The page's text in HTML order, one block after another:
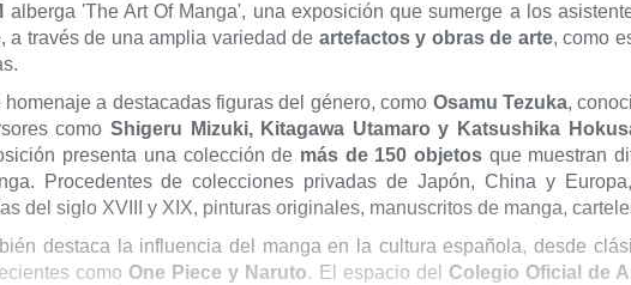
alberga 'The Art Of Manga', una exposición que sumerge a los
, a través de una amplia variedad de artefactos y obras de arte, como
homenaje a destacadas figuras del género, como Osamu Tezuka,
como Shigeru Mizuki, Kitagawa Utamaro y Katsushika
presenta una colección de más de 150 objetos que muestran
Procedentes de colecciones privadas de Japón, China y
del siglo XVIII y XIX, pinturas originales, manuscritos de manga,
destaca la influencia del manga en la cultura española, desde
como One Piece y Naruto. El espacio del Colegio Oficial de